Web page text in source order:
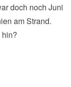
doch noch Juni
am Strand.